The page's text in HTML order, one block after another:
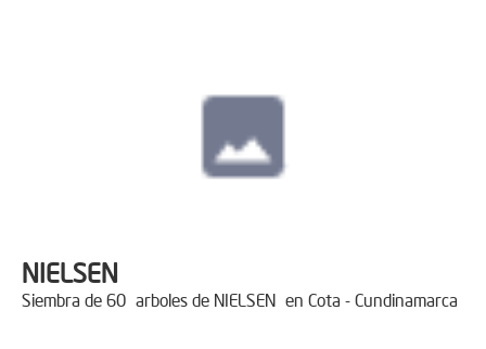
NIELSEN
Siembra de 60 arboles de NIELSEN en Cota - Cundinamarca